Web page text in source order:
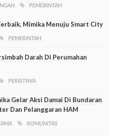
PEMERINTAH
Mimika Menuju Smart City
PEMERINTAH
Darah Di Perumahan
PERISTIWA
Gelar Aksi Damai Di Bundaran
Dan Pelanggaran HAM
KOMUNITAS